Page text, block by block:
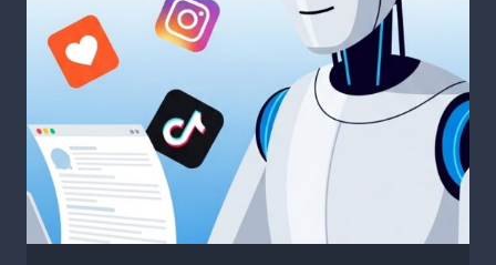
МАРКЕТИНГЕ
—
АВТОНОМНЫХ
КАМПАНИЙ
2026
ГОДА